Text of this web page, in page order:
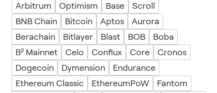
Arbitrum
Optimism Base
Scroll
BNB Chain
Bitcoin Aptos
Aurora
Berachain
Bitlayer Blast BOB
Boba
B² Mainnet
Celo Conflux Core
Cronos
Dogecoin
Dymension
Endurance
Ethereum Classic
EthereumPoW
Fantom